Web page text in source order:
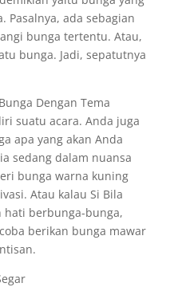
Pasalnya, ada sebagian
bunga tertentu. Atau,
bunga. Jadi, sepatutnya
Dengan Tema
suatu acara. Anda juga
apa yang akan Anda
sedang dalam nuansa
bunga warna kuning
Atau kalau Si Bila
hati berbunga-bunga,
berikan bunga mawar